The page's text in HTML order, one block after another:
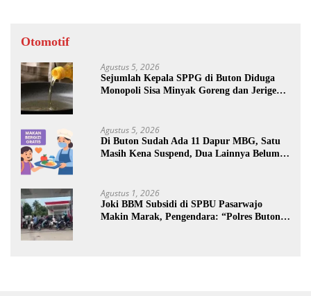
Otomotif
Agustus 5, 2026
Sejumlah Kepala SPPG di Buton Diduga
Monopoli Sisa Minyak Goreng dan Jerigen
Agustus 5, 2026
Di Buton Sudah Ada 11 Dapur MBG, Satu
Masih Kena Suspend, Dua Lainnya Belum
Agustus 1, 2026
Joki BBM Subsidi di SPBU Pasarwajo
Makin Marak, Pengendara: “Polres Buton